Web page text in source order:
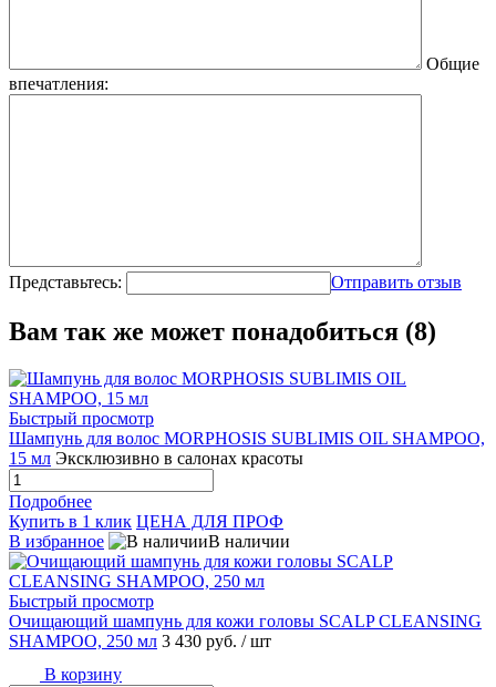
Общие
впечатления:
Представьтесь: Отправить отзыв
Вам так же может понадобиться (8)
Быстрый просмотр
Шампунь для волос MORPHOSIS SUBLIMIS OIL SHAMPOO,
15 мл Эксклюзивно в салонах красоты
Подробнее
Купить в 1 клик ЦЕНА ДЛЯ ПРОФ
В избранное
В наличии
Быстрый просмотр
Очищающий шампунь для кожи головы SCALP CLEANSING
SHAMPOO, 250 мл 3 430 руб. / шт
В корзину